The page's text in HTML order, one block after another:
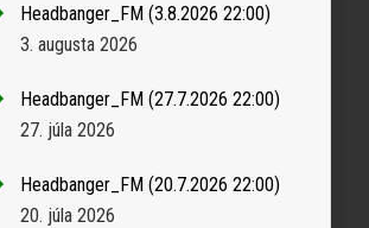
Headbanger_FM (3.8.2026 22:00)
3. augusta 2026
Headbanger_FM (27.7.2026 22:00)
27. júla 2026
Headbanger_FM (20.7.2026 22:00)
20. júla 2026